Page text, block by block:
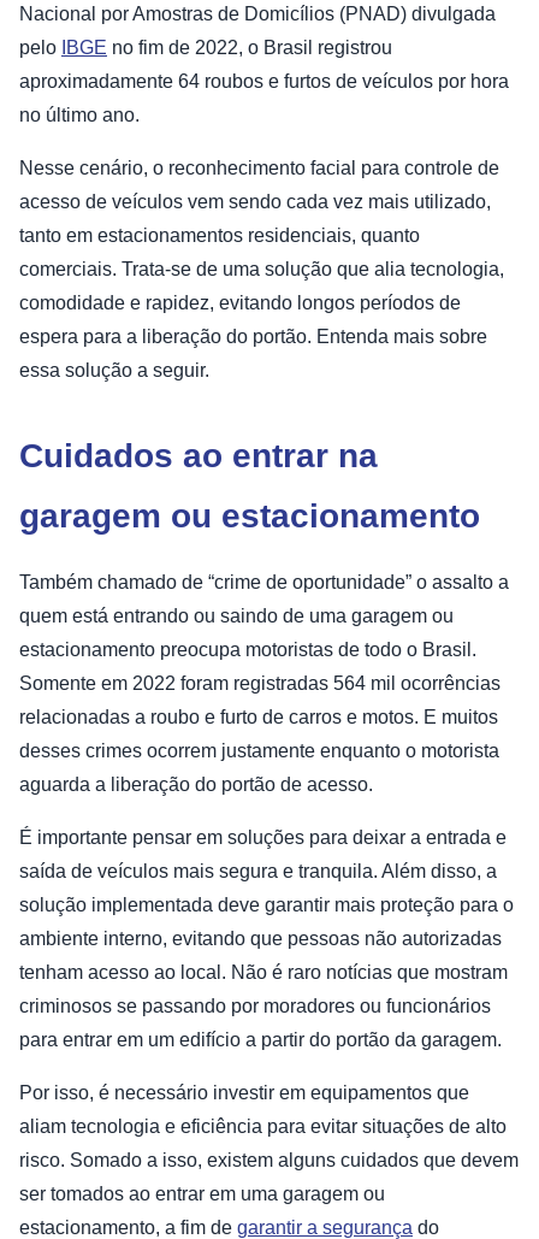
Nacional por Amostras de Domicílios (PNAD) divulgada
pelo IBGE no fim de 2022, o Brasil registrou
aproximadamente 64 roubos e furtos de veículos por hora
no último ano.
Nesse cenário, o reconhecimento facial para controle de
acesso de veículos vem sendo cada vez mais utilizado,
tanto em estacionamentos residenciais, quanto
comerciais. Trata-se de uma solução que alia tecnologia,
comodidade e rapidez, evitando longos períodos de
espera para a liberação do portão. Entenda mais sobre
essa solução a seguir.
Cuidados ao entrar na
garagem ou estacionamento
Também chamado de “crime de oportunidade” o assalto a
quem está entrando ou saindo de uma garagem ou
estacionamento preocupa motoristas de todo o Brasil.
Somente em 2022 foram registradas 564 mil ocorrências
relacionadas a roubo e furto de carros e motos. E muitos
desses crimes ocorrem justamente enquanto o motorista
aguarda a liberação do portão de acesso.
É importante pensar em soluções para deixar a entrada e
saída de veículos mais segura e tranquila. Além disso, a
solução implementada deve garantir mais proteção para o
ambiente interno, evitando que pessoas não autorizadas
tenham acesso ao local. Não é raro notícias que mostram
criminosos se passando por moradores ou funcionários
para entrar em um edifício a partir do portão da garagem.
Por isso, é necessário investir em equipamentos que
aliam tecnologia e eficiência para evitar situações de alto
risco. Somado a isso, existem alguns cuidados que devem
ser tomados ao entrar em uma garagem ou
estacionamento, a fim de garantir a segurança do